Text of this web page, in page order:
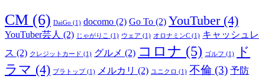
CM (6) DaiGo (1) docomo (2) Go To (2) YouTuber(4)
YouTuber芸人 (2) じゃがりこ (1) ウェア (1) オロナミンC (1) キャッシュレ
ス (2) クレジットカード (1) グルメ (2) コロナ (5) ゴルフ (1)
ド
ラマ (4) ブラトップ(1) メルカリ (2) ユニクロ (1) 不倫 (3) 予防